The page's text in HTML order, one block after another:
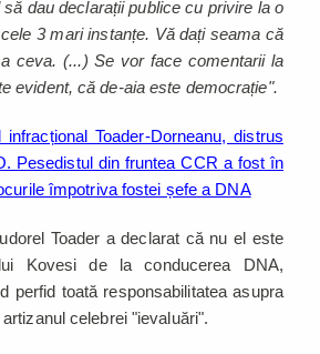
dau declarații publice cu privire la o
3 mari instanțe. Vă dați seama că
ceva. (...) Se vor face comentarii la
evident, că de-aia este democrație".
infracțional Toader-Dorneanu, distrus
Pesedistul din fruntea CCR a fost în
împotriva fostei șefe a DNA
Toader a declarat că nu el este
Kovesi de la conducerea DNA,
perfid toată responsabilitatea asupra
celebrei "ievaluări".